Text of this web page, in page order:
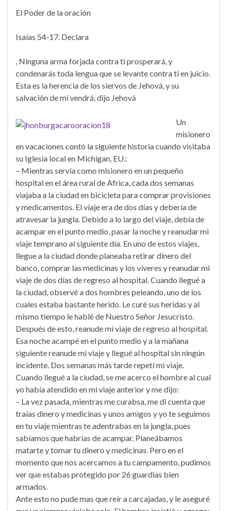
El Poder de la oración
Isaías 54-17. Declara
, Ninguna arma forjada contra ti prosperará, y
condenarás toda lengua que se levante contra ti en juicio.
Esta es la herencia de los siervos de Jehová, y su
salvación de mí vendrá, dijo Jehová
Un
misionero
en vacaciones contó la siguiente historia cuando visitaba
su Iglesia local en Michigan, EU.:
– Mientras servía como misionero en un pequeño
hospital en el área rural de Africa, cada dos semanas
viajaba a la ciudad en bicicleta para comprar provisiones
y medicamentos. El viaje era de dos días y debería de
atravesar la jungla. Debido a lo largo del viaje, debía de
acampar en el punto medio, pasar la noche y reanudar mi
viaje temprano al siguiente día. En uno de estos viajes,
llegue a la ciudad donde planeaba retirar dinero del
banco, comprar las medicinas y los víveres y reanudar mi
viaje de dos días de regreso al hospital. Cuando llegué a
la ciudad, observé a dos hombres peleando, uno de los
cuales estaba bastante herido. Le curé sus heridas y al
mismo tiempo le hablé de Nuestro Señor Jesucristo.
Después de esto, reanude mi viaje de regreso al hospital.
Esa noche acampé en el punto medio y a la mañana
siguiente reanude mi viaje y llegué al hospital sin ningún
incidente. Dos semanas más tarde repetí mi viaje.
Cuando llegué a la ciudad, se me acerco el hombre al cual
yo había atendido en mi viaje anterior y me dijo:
– La vez pasada, mientras me curabsa, me di cuenta que
traías dinero y medicinas y unos amigos y yo te seguimos
en tu viaje mientras te adentrabas en la jungla, pues
sabíamos que habrías de acampar. Planeábamos
matarte y tomar tu dinero y medicinas. Pero en el
momento que nos acercamos a tu campamento, pudimos
ver que estabas protegido por 26 guardias bien
armados.
Ante esto no pude mas que reír a carcajadas, y le aseguré